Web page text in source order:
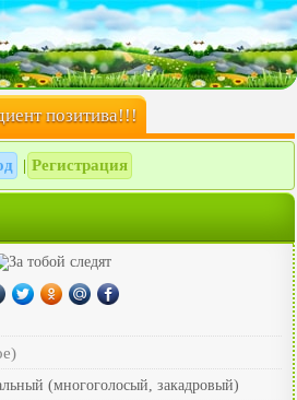
позитива!!!
Регистрация
(многоголосый, закадровый)